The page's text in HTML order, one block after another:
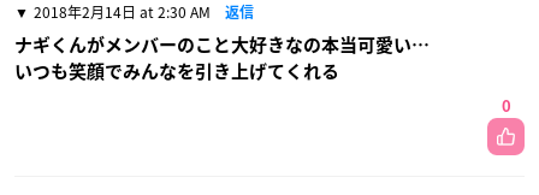
2018年2月14日 at 2:30 AM 返信
ナギくんがメンバーのこと大好きなの本当可愛い…
いつも笑顔でみんなを引き上げてくれる
0